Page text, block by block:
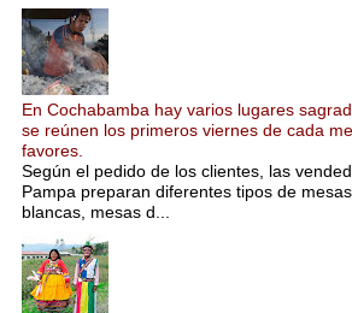
En Cochabamba hay varios lugares
se reúnen los primeros viernes de cada
favores.
Según el pedido de los clientes, las
Pampa preparan diferentes tipos de
blancas, mesas d...